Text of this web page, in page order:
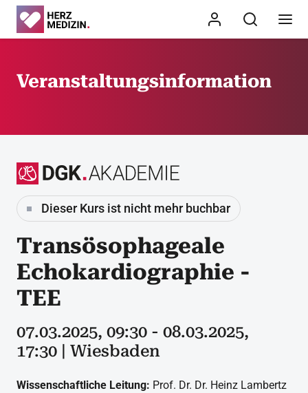
Veranstaltungsinformation
Dieser Kurs ist nicht mehr buchbar
Transösophageale
Echokardiographie -
TEE
07.03.2025, 09:30 - 08.03.2025,
17:30 | Wiesbaden
Wissenschaftliche Leitung: Prof. Dr. Dr. Heinz Lambertz